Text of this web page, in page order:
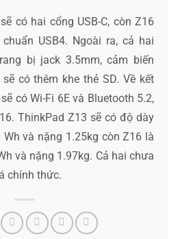
có hai cổng USB-C, còn Z16
USB4. Ngoài ra, cả hai
bị jack 3.5mm, cảm biến
có thêm khe thẻ SD. Về kết
có Wi-Fi 6E và Bluetooth 5.2,
ThinkPad Z13 sẽ có độ dày
và nặng 1.25kg còn Z16 là
và nặng 1.97kg. Cả hai chưa
chính thức.